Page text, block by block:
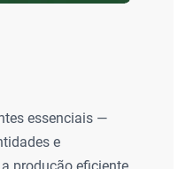
essenciais —
e
produção eficiente